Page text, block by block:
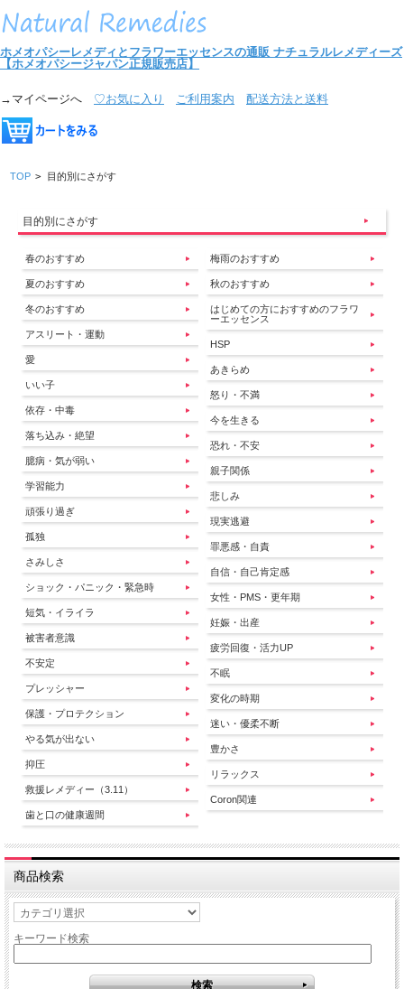
ホメオパシーレメディとフラワーエッセンスの通販 ナチュラルレメディーズ
【ホメオパシージャパン正規販売店】
→マイページへ ♡お気に入り ご利用案内 配送方法と送料
TOP > 目的別にさがす
目的別にさがす
春のおすすめ
夏のおすすめ
冬のおすすめ
アスリート・運動
愛
いい子
依存・中毒
落ち込み・絶望
臆病・気が弱い
学習能力
頑張り過ぎ
孤独
さみしさ
ショック・パニック・緊急時
短気・イライラ
被害者意識
不安定
プレッシャー
保護・プロテクション
やる気が出ない
抑圧
救援レメディー（3.11）
歯と口の健康週間
梅雨のおすすめ
秋のおすすめ
はじめての方におすすめのフラワ
ーエッセンス
HSP
あきらめ
怒り・不満
今を生きる
恐れ・不安
親子関係
悲しみ
現実逃避
罪悪感・自責
自信・自己肯定感
女性・PMS・更年期
妊娠・出産
疲労回復・活力UP
不眠
変化の時期
迷い・優柔不断
豊かさ
リラックス
Coron関連
商品検索
キーワード検索